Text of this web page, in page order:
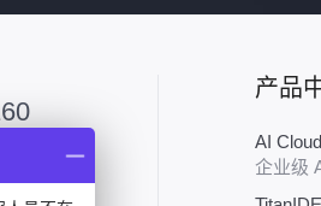
产品
AI
企业级